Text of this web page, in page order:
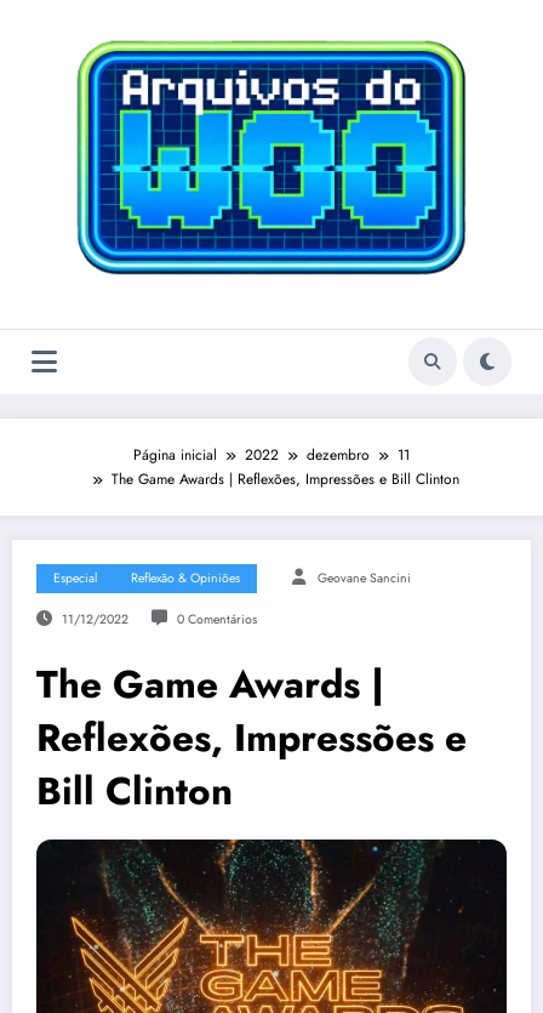
Página inicial 2022 dezembro
11
The Game Awards | Reflexões, Impressões e Bill Clinton
Especial Reflexão & Opiniões Geovane Sancini
11/12/2022 0 Comentários
The Game Awards |
Reflexões, Impressões e
Bill Clinton